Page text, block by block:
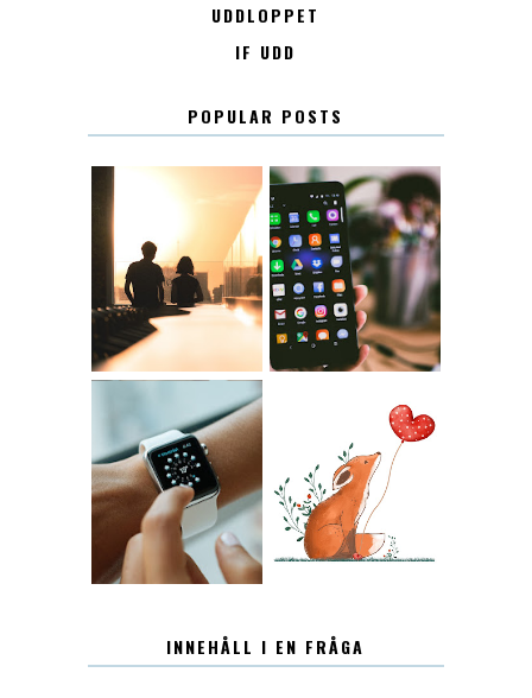
UDDLOPPET
IF UDD
POPULAR POSTS
KONTAKT KONTAKTLISTA
12.30 LUGN
INNEHÅLL I EN FRÅGA